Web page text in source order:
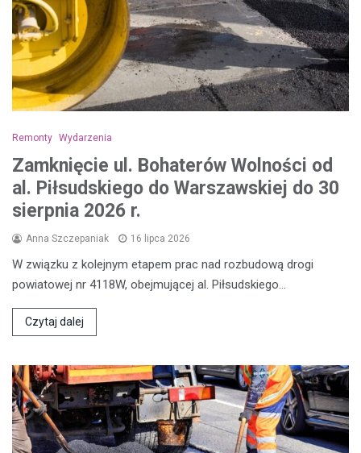
Remonty Wydarzenia
Zamknięcie ul. Bohaterów Wolności od
al. Piłsudskiego do Warszawskiej do 30
sierpnia 2026 r.
Anna Szczepaniak 16 lipca 2026
W związku z kolejnym etapem prac nad rozbudową drogi
powiatowej nr 4118W, obejmującej al. Piłsudskiego…
Czytaj dalej